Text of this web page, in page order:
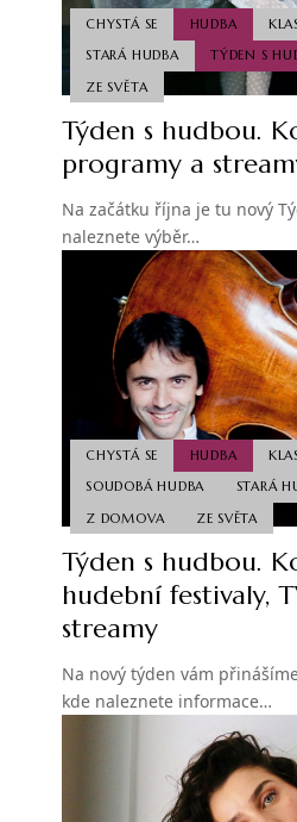
CHYSTÁ SE HUDBA
STARÁ HUDBA
TÝDEN S
ZE SVĚTA
Týden s hudbou.
programy a
Na začátku října je tu nový
naleznete výběr…
CHYSTÁ SE HUDBA
SOUDOBÁ HUDBA
STARÁ
Z DOMOVA
ZE SVĚTA
Týden s hudbou.
hudební festivaly,
streamy
Na nový týden vám
kde naleznete informace…